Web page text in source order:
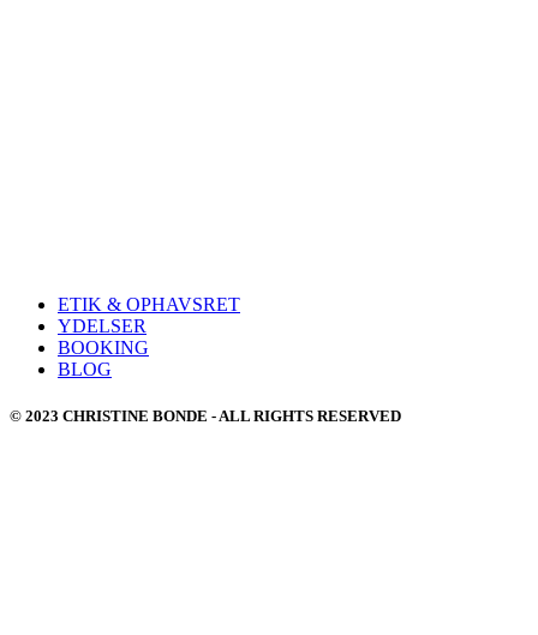
ETIK & OPHAVSRET
YDELSER
BOOKING
BLOG
© 2023 CHRISTINE BONDE - ALL RIGHTS RESERVED